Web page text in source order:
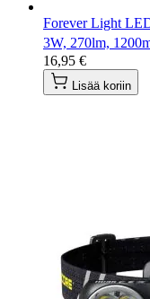
Forever Light
3W, 270lm,
16,95 €
Lisää koriin